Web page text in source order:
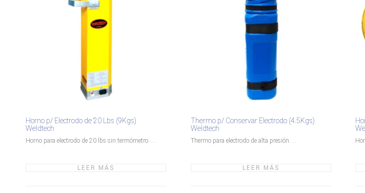
Horno p/ Electrodo de 20 Lbs (9Kgs)
Weldtech
Horno para electrodo de 20 lbs sin termómetro. ...
LEER MÁS
Thermo p/ Conservar Electrodo (4.5Kgs)
Weldtech
Thermo para electrodo de alta presión. ...
LEER MÁS